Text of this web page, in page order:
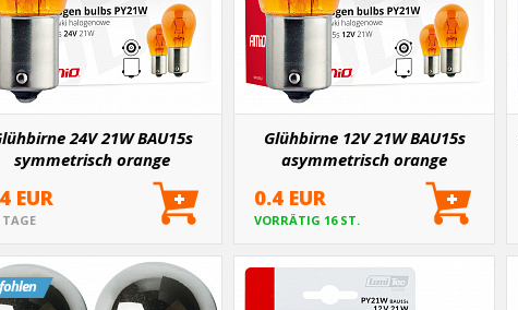
24V 21W BAU15s
symmetrisch orange
EUR
TAGE
Glühbirne 12V 21W BAU15s
asymmetrisch orange
0.4 EUR
VORRÄTIG 16 ST.